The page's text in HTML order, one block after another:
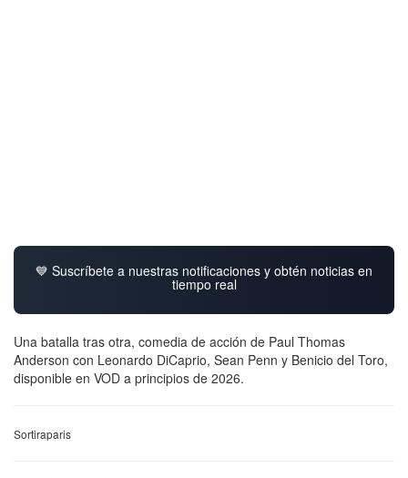
💙 Suscríbete a nuestras notificaciones y obtén noticias en
tiempo real
Una batalla tras otra, comedia de acción de Paul Thomas
Anderson con Leonardo DiCaprio, Sean Penn y Benicio del Toro,
disponible en VOD a principios de 2026.
Sortiraparis